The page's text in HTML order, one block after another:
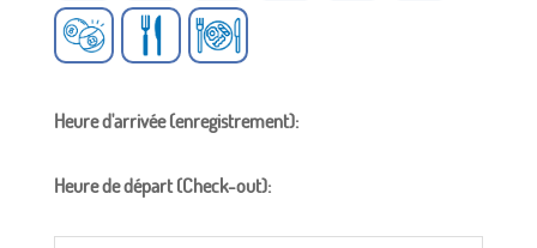
Heure d'arrivée (enregistrement):
Heure de départ (Check-out):